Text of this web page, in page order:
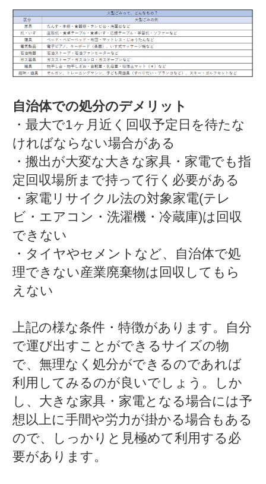
自治体での処分のデメリット
・最大で1ヶ月近く回収予定日を待たな
ければならない場合がある
・搬出が大変な大きな家具・家電でも指
定回収場所まで持って行く必要がある
・家電リサイクル法の対象家電(テレ
ビ・エアコン・洗濯機・冷蔵庫)は回収
できない
・タイヤやセメントなど、自治体で処
理できない産業廃棄物は回収してもら
えない
上記の様な条件・特徴があります。自分
で運び出すことができるサイズの物
で、無理なく処分ができるのであれば
利用してみるのが良いでしょう。しか
し、大きな家具・家電となる場合には予
想以上に手間や労力が掛かる場合もある
ので、しっかりと見極めて利用する必
要があります。